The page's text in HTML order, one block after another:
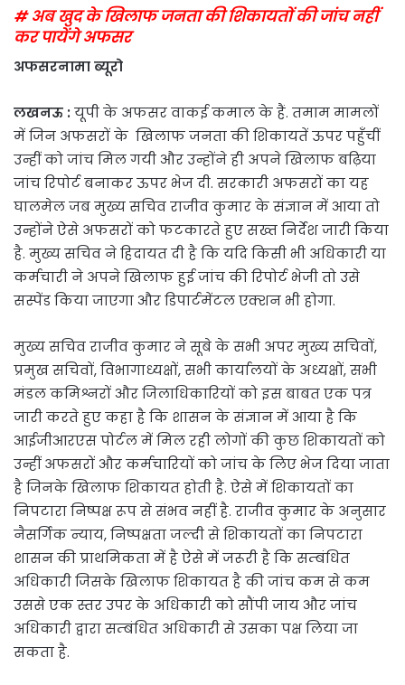
# अब खुद के खिलाफ जनता की शिकायतों की जांच नहीं
कर पायेंगे अफसर
अफसरनामा ब्यूरो
लखनऊ : यूपी के अफसर वाकई कमाल के हैं. तमाम मामलों
में जिन अफसरों के खिलाफ जनता की शिकायतें ऊपर पहुँचीं
उन्हीं को जांच मिल गयी और उन्होंने ही अपने खिलाफ बढ़िया
जांच रिपोर्ट बनाकर ऊपर भेज दी. सरकारी अफसरों का यह
घालमेल जब मुख्य सचिव राजीव कुमार के संज्ञान में आया तो
उन्होंने ऐसे अफसरों को फटकारते हुए सख्त निर्देश जारी किया
है. मुख्य सचिव ने हिदायत दी है कि यदि किसी भी अधिकारी या
कर्मचारी ने अपने खिलाफ हुई जांच की रिपोर्ट भेजी तो उसे
सस्पेंड किया जाएगा और डिपार्टमेंटल एक्शन भी होगा.
मुख्य सचिव राजीव कुमार ने सूबे के सभी अपर मुख्य सचिवों,
प्रमुख सचिवों, विभागाध्यक्षों, सभी कार्यालयों के अध्यक्षों, सभी
मंडल कमिश्नरों और जिलाधिकारियों को इस बाबत एक पत्र
जारी करते हुए कहा है कि शासन के संज्ञान में आया है कि
आईजीआरएस पोर्टल में मिल रही लोगों की कुछ शिकायतों को
उन्हीं अफसरों और कर्मचारियों को जांच के लिए भेज दिया जाता
है जिनके खिलाफ शिकायत होती है. ऐसे में शिकायतों का
निपटारा निष्पक्ष रूप से संभव नहीं है. राजीव कुमार के अनुसार
नैसर्गिक न्याय, निष्पक्षता जल्दी से शिकायतों का निपटारा
शासन की प्राथमिकता में है ऐसे में जरूरी है कि सम्बंधित
अधिकारी जिसके खिलाफ शिकायत है की जांच कम से कम
उससे एक स्तर उपर के अधिकारी को सौंपी जाय और जांच
अधिकारी द्वारा सम्बंधित अधिकारी से उसका पक्ष लिया जा
सकता है.